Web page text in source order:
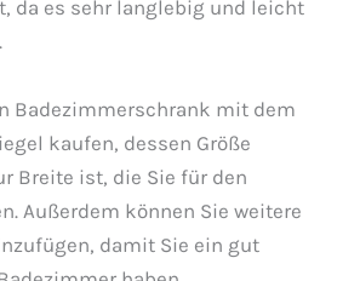
da es sehr langlebig und leicht
Badezimmerschrank mit dem
kaufen, dessen Größe
Breite ist, die Sie für den
Außerdem können Sie weitere
damit Sie ein gut